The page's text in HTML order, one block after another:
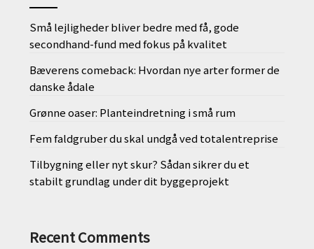
Små lejligheder bliver bedre med få, gode
secondhand-fund med fokus på kvalitet
Bæverens comeback: Hvordan nye arter former de
danske ådale
Grønne oaser: Planteindretning i små rum
Fem faldgruber du skal undgå ved totalentreprise
Tilbygning eller nyt skur? Sådan sikrer du et
stabilt grundlag under dit byggeprojekt
Recent Comments